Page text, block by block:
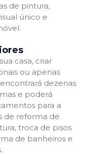
de pintura,
único e
casa, criar
ou apenas
dezenas
e poderá
para a
de reforma de
troca de pisos
de banheiros e